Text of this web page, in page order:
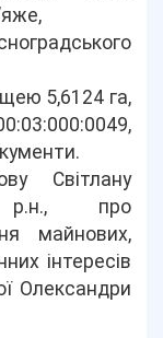
5,6124 га,
Світлану
р.н., про
майнових,
інтересів
Олександри